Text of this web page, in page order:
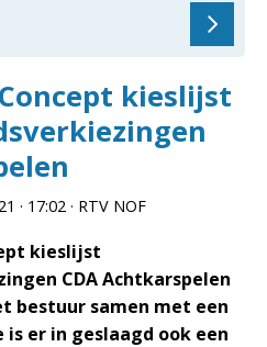
Concept kieslijst
· 17:02 · RTV NOF
kieslijst
CDA Achtkarspelen
bestuur samen met een
er in geslaagd ook een